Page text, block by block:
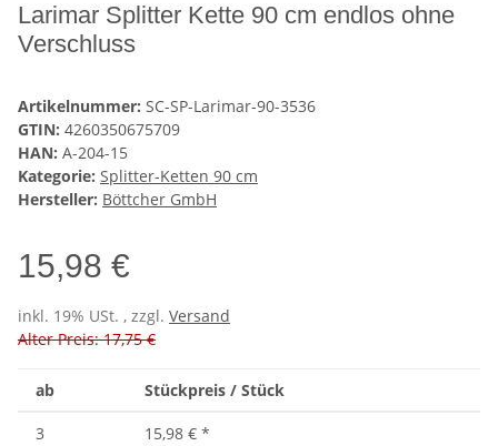
Larimar Splitter Kette 90 cm endlos ohne
Verschluss
Artikelnummer: SC-SP-Larimar-90-3536
GTIN: 4260350675709
HAN: A-204-15
Kategorie: Splitter-Ketten 90 cm
Hersteller: Böttcher GmbH
15,98 €
inkl. 19% USt. , zzgl. Versand
Alter Preis: 17,75 €
ab Stückpreis / Stück
3 15,98 € *